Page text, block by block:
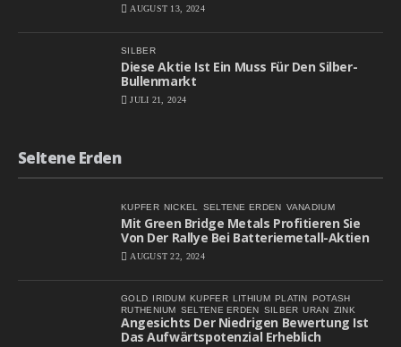
AUGUST 13, 2024
SILBER
Diese Aktie Ist Ein Muss Für Den Silber-
Bullenmarkt
JULI 21, 2024
Seltene Erden
KUPFER NICKEL SELTENE ERDEN VANADIUM
Mit Green Bridge Metals Profitieren Sie
Von Der Rallye Bei Batteriemetall-Aktien
AUGUST 22, 2024
GOLD IRIDUM KUPFER LITHIUM PLATIN
POTASH
RUTHENIUM
SELTENE ERDEN SILBER URAN ZINK
Angesichts Der Niedrigen Bewertung Ist
Das Aufwärtspotenzial Erheblich